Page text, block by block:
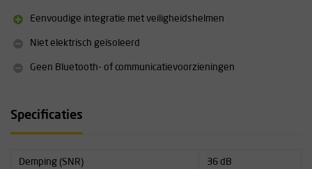
Aanbevolen toepassingen: Schuren, lassen, assemblage, sloop,
Productkleur: Zwart
Bestemd voor gebruik met veiligheidshelm
Eenvoudige integratie met veiligheidshelmen
Niet elektrisch geïsoleerd
Geen Bluetooth- of communicatievoorzieningen
Specificaties
Demping (SNR) 36 dB